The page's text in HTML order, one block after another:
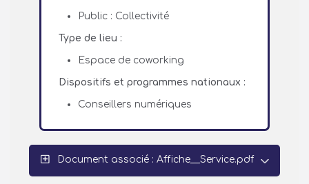
Public : Collectivité
Type de lieu :
Espace de coworking
Dispositifs et programmes nationaux :
Conseillers numériques
Document associé : Affiche__Service.pdf